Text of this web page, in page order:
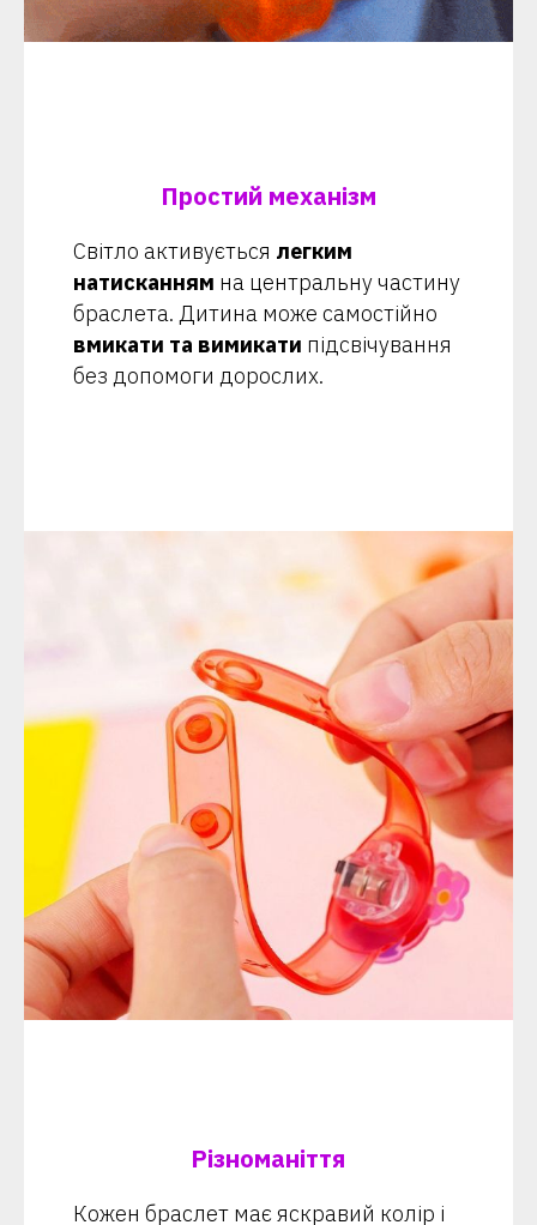
Простий механізм
Світло активується легким
натисканням на центральну частину
браслета. Дитина може самостійно
вмикати та вимикати підсвічування
без допомоги дорослих.
Різноманіття
Кожен браслет має яскравий колір і